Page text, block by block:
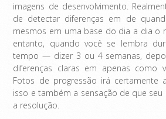
imagens de desenvolvimento.
de detectar diferenças em de
mesmos em uma base do dia a dia o
entanto, quando você se lembra
tempo — dizer 3 ou 4 semanas,
diferenças claras em apenas como
Fotos de progressão irá certamente
isso e também a sensação de que
a resolução.